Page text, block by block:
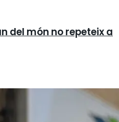
del món no repeteix a